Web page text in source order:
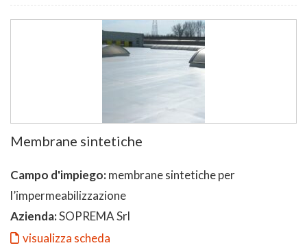
Membrane sintetiche
Campo d'impiego:membrane sintetiche per
l’impermeabilizzazione
Azienda:SOPREMA Srl
visualizza scheda